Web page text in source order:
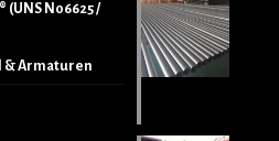
(UNS N06625 /
& Armaturen